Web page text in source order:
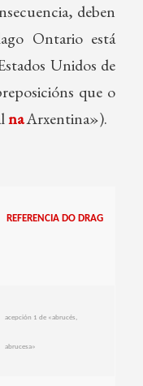
deben
Ontario está
Unidos de
que o
naArxentina»).
REFERENCIA DO DRAG
acepción 1 de «abrucés,
abrucesa»